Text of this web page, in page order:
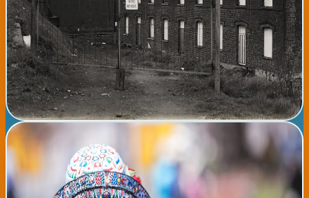
150 años. Es una oportunidad educativa para conocer las raíces
económicas y sociales de nuestra comunidad. La entrada es
completamente gratuita para todos los públicos. Se realizarán
visitas guiadas gratuitas cada jueves y domingo a las 11:00 y
17:00 horas. La exposición permanecerá abierta del 10 de
agosto al 30 de septiembre, de martes a domingo de 9:00 a 19:00
horas.
Ver detalles completos →
📅martes, 11 de agosto de 2026
Donostia Intercultural Festival - Encuentro de Culturas y
Gastronomías